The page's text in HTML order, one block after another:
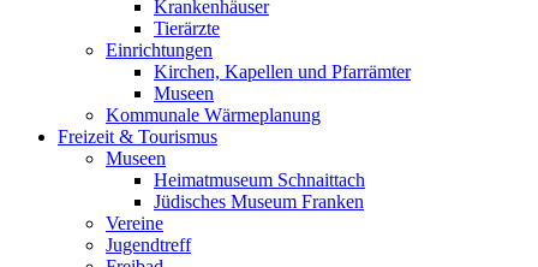
Krankenhäuser
Tierärzte
Einrichtungen
Kirchen, Kapellen und Pfarrämter
Museen
Kommunale Wärmeplanung
Freizeit & Tourismus
Museen
Heimatmuseum Schnaittach
Jüdisches Museum Franken
Vereine
Jugendtreff